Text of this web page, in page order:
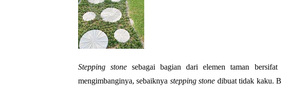
Stepping stone sebagai bagian dari elemen taman bersifat
mengimbanginya, sebaiknya stepping stone dibuat tidak kaku.